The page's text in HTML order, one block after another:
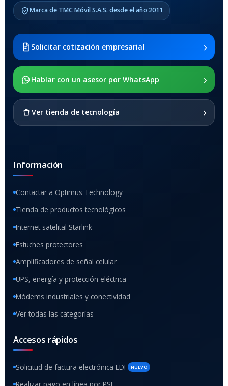
2021 SM-x200 / Samsung
Galaxy Tab A8 10.5 2021 SM-
x205
SOPORTE DE APOYO
Marca de TMC Móvil S.A.S. desde el año 2011
Solicitar cotización empresarial ›
Hablar con un asesor por WhatsApp ›
Ver tienda de tecnología ›
Información
Contactar a Optimus Technology
Tienda de productos tecnológicos
Internet satelital Starlink
Estuches protectores
Amplificadores de señal celular
UPS, energía y protección eléctrica
Módems industriales y conectividad
Ver todas las categorías
Accesos rápidos
Solicitud de factura electrónica EDI NUEVO
Realizar pago en línea por PSE